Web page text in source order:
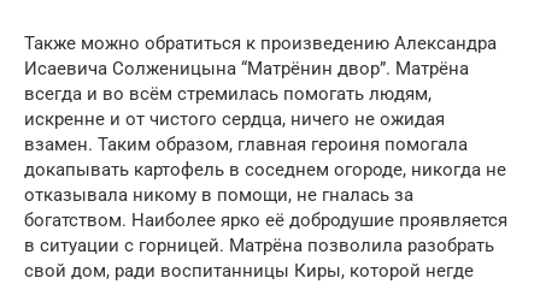
Также можно обратиться к произведению Александра
Исаевича Солженицына “Матрёнин двор”. Матрёна
всегда и во всём стремилась помогать людям,
искренне и от чистого сердца, ничего не ожидая
взамен. Таким образом, главная героиня помогала
докапывать картофель в соседнем огороде, никогда не
отказывала никому в помощи, не гналась за
богатством. Наиболее ярко её добродушие проявляется
в ситуации с горницей. Матрёна позволила разобрать
свой дом, ради воспитанницы Киры, которой негде